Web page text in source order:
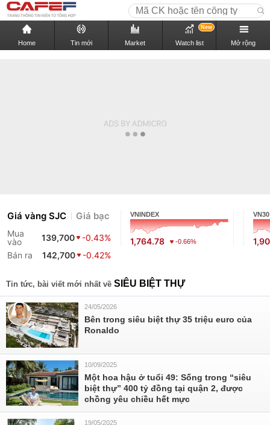
Home Tin mới Market Watch list
New
Mở rộng
Giá vàng SJC Giá bạc
Mua
vào
139,700
-0.43%
Bán ra
142,700 -0.42%
VNINDEX
1,764.78 -0.66%
VN30
Tin tức, bài viết mới nhất về SIÊU BIỆT THỰ
24/05/2026
Bên trong siêu biệt thự 35 triệu euro của
Ronaldo
10/09/2025
Một hoa hậu ở tuổi 49: Sống trong “siêu
biệt thự” 400 tỷ đồng tại quận 2, được
chồng yêu chiều hết mực
19/05/2025